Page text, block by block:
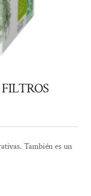
También es un